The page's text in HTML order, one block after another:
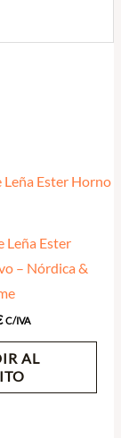
Leña Ester
– Nórdica &
C/IVA
AL